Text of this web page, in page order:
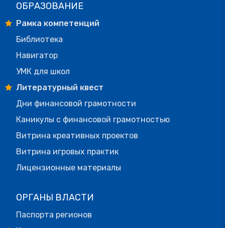
ОБРАЗОВАНИЕ
Рамка компетенций
Библиотека
Навигатор
УМК для школ
Литературный квест
Дни финансовой грамотности
Каникулы с финансовой грамотностью
Витрина креативных проектов
Витрина игровых практик
Лицензионные материалы
ОРГАНЫ ВЛАСТИ
Паспорта регионов